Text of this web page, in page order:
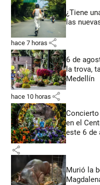
¿Tiene
las
hace 7 horas share
6 de
la trova,
Medellín
hace 10 horas share
en el
este 6 de
share
Murió la